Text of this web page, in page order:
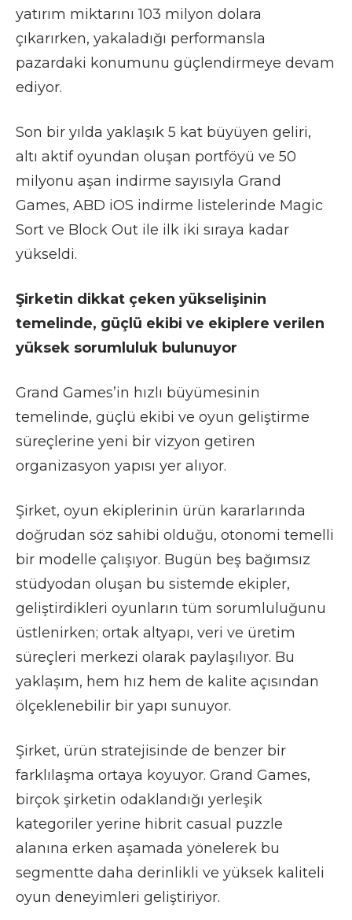
yatırım miktarını 103 milyon dolara
çıkarırken, yakaladığı performansla
pazardaki konumunu güçlendirmeye devam
ediyor.
Son bir yılda yaklaşık 5 kat büyüyen geliri,
altı aktif oyundan oluşan portföyü ve 50
milyonu aşan indirme sayısıyla Grand
Games, ABD iOS indirme listelerinde Magic
Sort ve Block Out ile ilk iki sıraya kadar
yükseldi.
Şirketin dikkat çeken yükselişinin
temelinde, güçlü ekibi ve ekiplere verilen
yüksek sorumluluk bulunuyor
Grand Games’in hızlı büyümesinin
temelinde, güçlü ekibi ve oyun geliştirme
süreçlerine yeni bir vizyon getiren
organizasyon yapısı yer alıyor.
Şirket, oyun ekiplerinin ürün kararlarında
doğrudan söz sahibi olduğu, otonomi temelli
bir modelle çalışıyor. Bugün beş bağımsız
stüdyodan oluşan bu sistemde ekipler,
geliştirdikleri oyunların tüm sorumluluğunu
üstlenirken; ortak altyapı, veri ve üretim
süreçleri merkezi olarak paylaşılıyor. Bu
yaklaşım, hem hız hem de kalite açısından
ölçeklenebilir bir yapı sunuyor.
Şirket, ürün stratejisinde de benzer bir
farklılaşma ortaya koyuyor. Grand Games,
birçok şirketin odaklandığı yerleşik
kategoriler yerine hibrit casual puzzle
alanına erken aşamada yönelerek bu
segmentte daha derinlikli ve yüksek kaliteli
oyun deneyimleri geliştiriyor.